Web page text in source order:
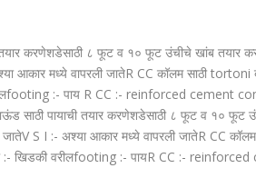
करणेशडेसाठी ८ फूट व १० फूट उंचीचे खांब
मध्ये वापरली जातेR CC कॉलम साठी tortoni
:- पाय R CC :- reinforced cement
साठी पायाची तयार करणेशडेसाठी ८ फूट व १०
S I :- अश्या आकार मध्ये वापरली जातेR CC कॉलम
:- खिडकी वरीलfooting :- पायR CC :-